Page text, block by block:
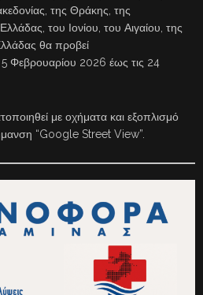
της Θράκης, της
του Ιονίου, του Αιγαίου, της
θα προβεί
Φεβρουαρίου 2026 έως τις 24
με οχήματα και εξοπλισμό
“Google Street View”.